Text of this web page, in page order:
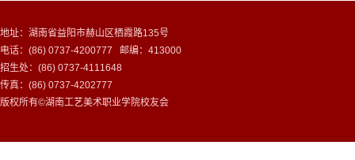
地址：湖南省益阳市赫山区栖霞路135号
电话：(86) 0737-4200777 邮编：413000
招生处：(86) 0737-4111648
传真：(86) 0737-4202777
版权所有©湖南工艺美术职业学院校友会